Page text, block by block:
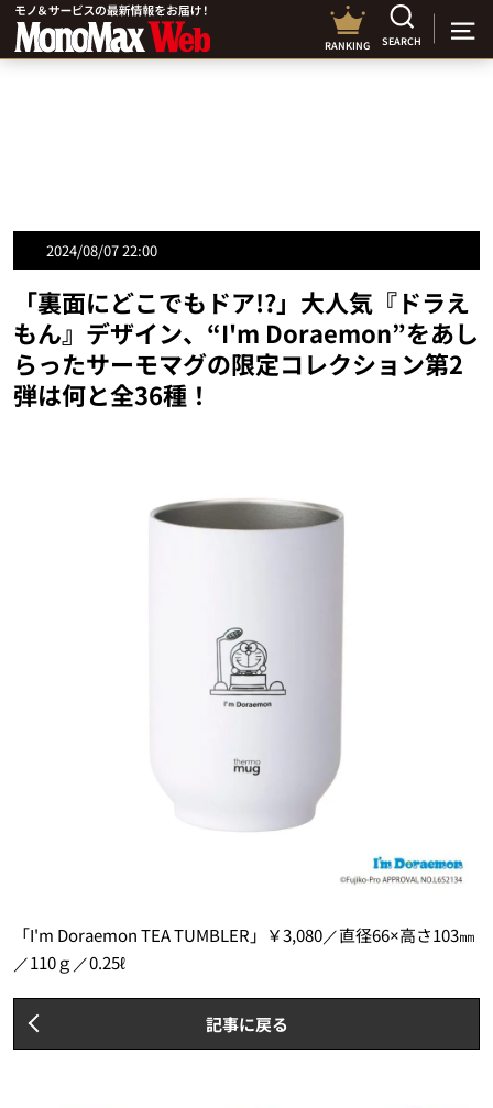
RANKING SEARCH
2024/08/07 22:00
「裏面にどこでもドア!?」大人気『ドラえ
もん』デザイン、“I'm Doraemon”をあし
らったサーモマグの限定コレクション第2
弾は何と全36種！
「I'm Doraemon TEA TUMBLER」￥3,080／直径66×高さ103㎜
／110ｇ／0.25ℓ
記事に戻る